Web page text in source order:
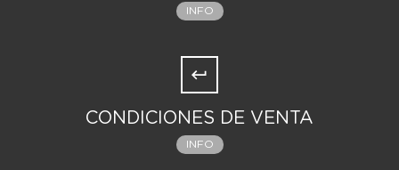
INFO
CONDICIONES DE VENTA
INFO